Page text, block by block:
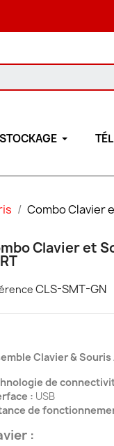
STOCKAGE
Combo Clavier
Clavier et
CLS-SMT-GN
Clavier & Souris
de
: USB
de
: